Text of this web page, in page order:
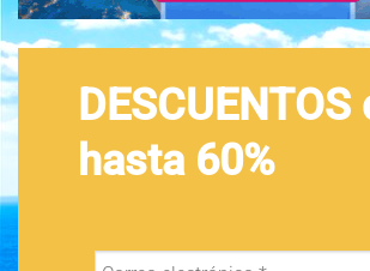
DESCUENTOS
hasta 60%